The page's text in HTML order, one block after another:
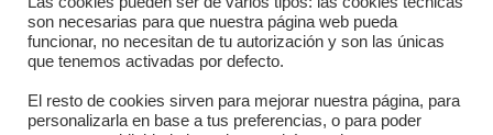
son necesarias para que nuestra página web pueda
funcionar, no necesitan de tu autorización y son las únicas
que tenemos activadas por defecto.
El resto de cookies sirven para mejorar nuestra página, para
personalizarla en base a tus preferencias, o para poder